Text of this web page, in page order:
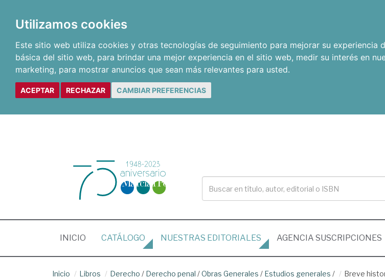
Utilizamos cookies
Este sitio web utiliza cookies y otras tecnologías de seguimiento para mejorar su experiencia
básica del sitio web, para brindar una mejor experiencia en el sitio web, medir su interés en
marketing, para mostrar anuncios que sean más relevantes para usted.
ACEPTAR RECHAZAR CAMBIAR PREFERENCIAS
INICIO (CURRENT)
CATÁLOGO NUESTRAS EDITORIALES AGENCIA SUSCRIPCIONES
Inicio Libros Derecho / Derecho penal /Obras Generales / Estudios generales / Breve